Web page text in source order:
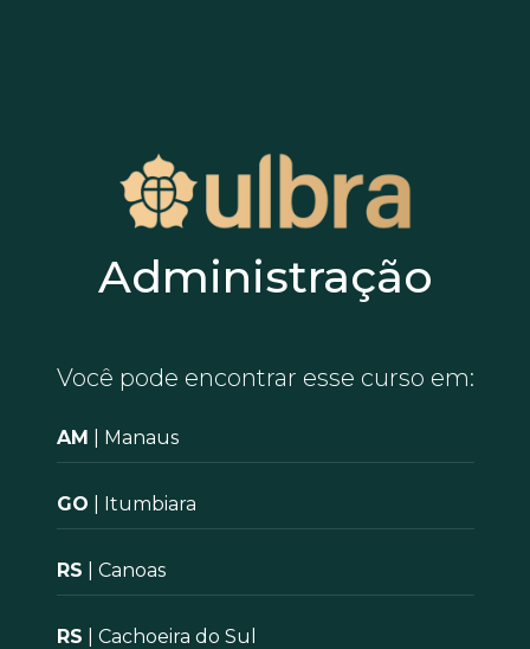
Administração
Você pode encontrar esse curso em:
AM | Manaus
GO | Itumbiara
RS | Canoas
RS | Cachoeira do Sul